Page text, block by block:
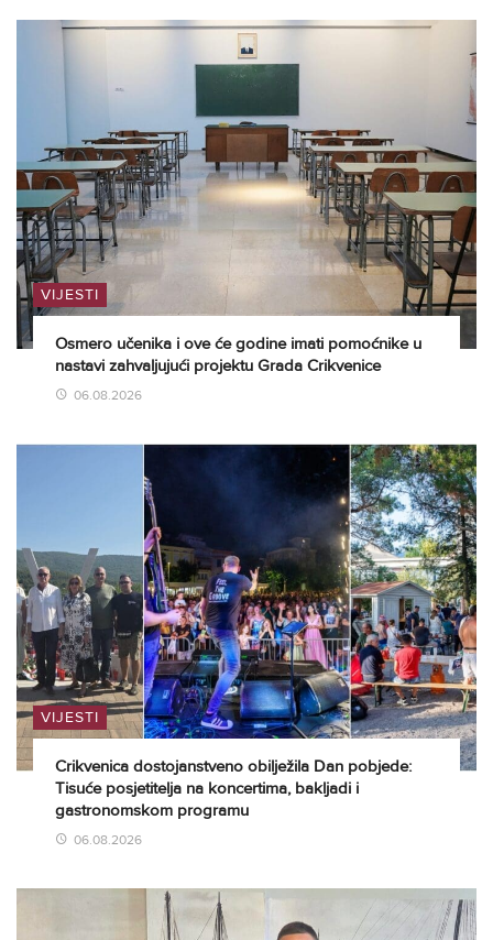
VIJESTI
Osmero učenika i ove će godine imati pomoćnike u
nastavi zahvaljujući projektu Grada Crikvenice
06.08.2026
VIJESTI
Crikvenica dostojanstveno obilježila Dan pobjede:
Tisuće posjetitelja na koncertima, bakljadi i
gastronomskom programu
06.08.2026